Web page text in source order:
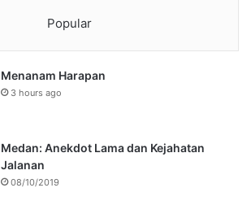
Popular
Menanam Harapan
3 hours ago
Medan: Anekdot Lama dan Kejahatan
Jalanan
08/10/2019